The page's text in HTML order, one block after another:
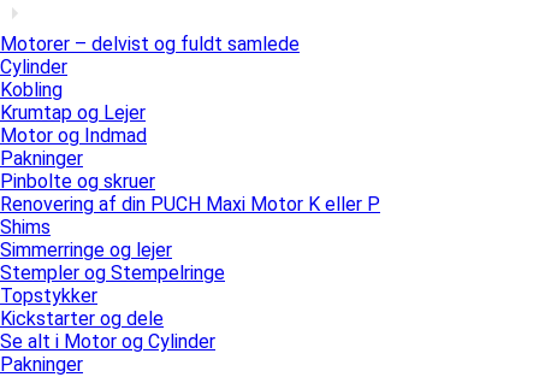
Motorer – delvist og fuldt samlede
Cylinder
Kobling
Krumtap og Lejer
Motor og Indmad
Pakninger
Pinbolte og skruer
Renovering af din PUCH Maxi Motor K eller P
Shims
Simmerringe og lejer
Stempler og Stempelringe
Topstykker
Kickstarter og dele
Se alt i Motor og Cylinder
Pakninger